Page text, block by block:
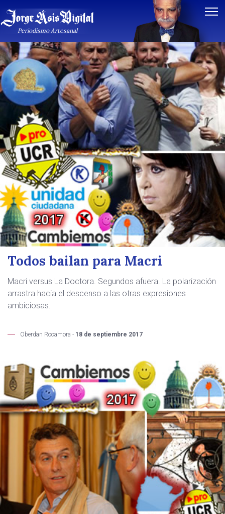
Periodismo Artesanal
Todos bailan para Macri
Macri versus La Doctora. Segundos afuera. La polarización
arrastra hacia el descenso a las otras expresiones
ambiciosas.
Oberdan Rocamora - 18 de septiembre 2017